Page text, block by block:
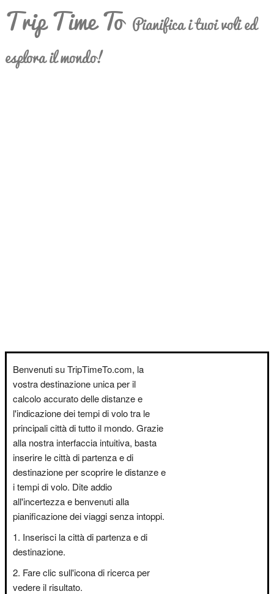
Trip Time To Pianifica i tuoi voli ed
esplora il mondo!
Benvenuti su TripTimeTo.com, la
vostra destinazione unica per il
calcolo accurato delle distanze e
l'indicazione dei tempi di volo tra le
principali città di tutto il mondo. Grazie
alla nostra interfaccia intuitiva, basta
inserire le città di partenza e di
destinazione per scoprire le distanze e
i tempi di volo. Dite addio
all'incertezza e benvenuti alla
pianificazione dei viaggi senza intoppi.
Inserisci la città di partenza e di
destinazione.
Fare clic sull'icona di ricerca per
vedere il risultato.